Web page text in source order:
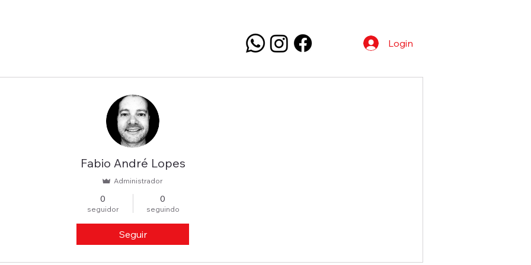
Login
Fabio André Lopes
Administrador
0
seguidor
0
seguindo
Seguir